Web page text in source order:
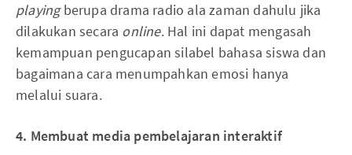
playingberupa drama radio ala zaman dahulu jika
dilakukan secara online. Hal ini dapat mengasah
kemampuan pengucapan silabel bahasa siswa dan
bagaimana cara menumpahkan emosi hanya
melalui suara.
4. Membuat media pembelajaran interaktif